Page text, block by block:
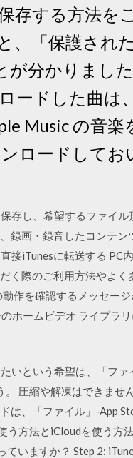
存する方法を
、「保護され
が分かりまし
ードした曲は
Music の音楽
ロードしてお
存し、希望するファイル
録画・録音したコンテン
接iTunesに転送する PC
く際のご利用方法やよく
作を確認するメッセー
ホームビデオ ライブラ
いという希望は、「ファ
圧縮や解凍はできませ
は、「ファイル」‐App
う方法とiCloudを使う方
いますか？ Step 2: